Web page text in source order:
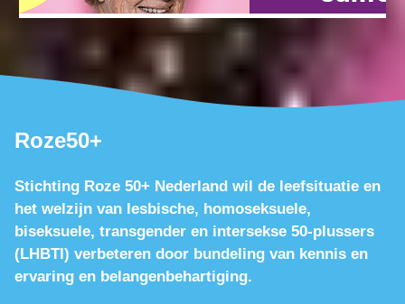
Roze50+
Stichting Roze 50+ Nederland wil de leefsituatie en
het welzijn van lesbische, homoseksuele,
biseksuele, transgender en intersekse 50-plussers
(LHBTI) verbeteren door bundeling van kennis en
ervaring en belangenbehartiging.